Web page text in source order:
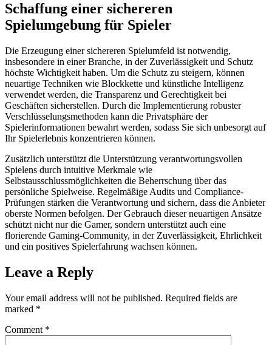
Schaffung einer sichereren
Spielumgebung für Spieler
Die Erzeugung einer sichereren Spielumfeld ist notwendig,
insbesondere in einer Branche, in der Zuverlässigkeit und Schutz
höchste Wichtigkeit haben. Um die Schutz zu steigern, können
neuartige Techniken wie Blockkette und künstliche Intelligenz
verwendet werden, die Transparenz und Gerechtigkeit bei
Geschäften sicherstellen. Durch die Implementierung robuster
Verschlüsselungsmethoden kann die Privatsphäre der
Spielerinformationen bewahrt werden, sodass Sie sich unbesorgt auf
Ihr Spielerlebnis konzentrieren können.
Zusätzlich unterstützt die Unterstützung verantwortungsvollen
Spielens durch intuitive Merkmale wie
Selbstausschlussmöglichkeiten die Beherrschung über das
persönliche Spielweise. Regelmäßige Audits und Compliance-
Prüfungen stärken die Verantwortung und sichern, dass die Anbieter
oberste Normen befolgen. Der Gebrauch dieser neuartigen Ansätze
schützt nicht nur die Gamer, sondern unterstützt auch eine
florierende Gaming-Community, in der Zuverlässigkeit, Ehrlichkeit
und ein positives Spielerfahrung wachsen können.
Leave a Reply
Your email address will not be published. Required fields are
marked *
Comment *